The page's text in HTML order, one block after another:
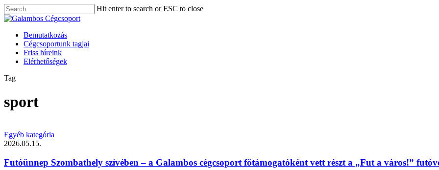
Skip
to
content
Hit enter to search or ESC to close
Close
Menu
Bemutatkozás
Cégcsoportunk tagjai
Friss híreink
Elérhetőségek
Tag
sport
Egyéb kategória
2026.05.15.
Futóünnep Szombathely szívében – a Galambos cégcsoport főtámogatóként vett részt a „Fut a város!”